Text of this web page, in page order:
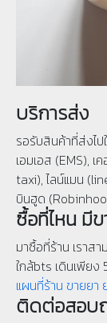
บริการส่ง
รอรับสินค้าที่ส่งไ
เอมเอส (EMS),
taxi), ไลน์แมน
บินฮูด
ซื้อที่ไหน มี
มาซื้อที่ร้าน เราส
ใกล้bts เดินเพียง
แผนที่ร้าน ขายยา
ติดต่อสอบ